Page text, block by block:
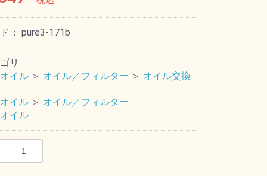
： pure3-171b
リ
イル ＞ オイル／フィルター ＞ オイル交換
イル ＞ オイル／フィルター
イル